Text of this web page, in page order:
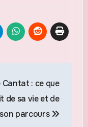
Cantat : ce que
de sa vie et de
son parcours